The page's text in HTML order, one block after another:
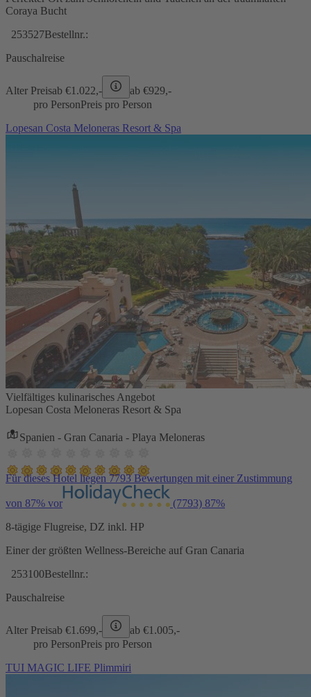
Coraya Bucht
253527Bestellnr.:
Pauschalreise
Alter Preisab €1.022,- ab €929,-
pro PersonPreis pro Person
Lopesan Costa Meloneras Resort & Spa
Vielfältiges kulinarisches Angebot
Lopesan Costa Meloneras Resort & Spa
Spanien - Gran Canaria - Playa Meloneras
Für dieses Hotel liegen 7793 Bewertungen mit einer Zustimmung
von 87% vor (7793) 87%
8-tägige Flugreise, DZ inkl. HP
Einer der größten Wellness-Bereiche auf Gran Canaria
253100Bestellnr.:
Pauschalreise
Alter Preisab €1.699,- ab €1.005,-
pro PersonPreis pro Person
TUI MAGIC LIFE Plimmiri